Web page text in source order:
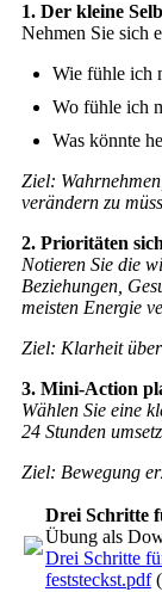
1. Der kleine
Nehmen Sie sich
Wie fühle ich
Wo fühle ich
Was könnte
Ziel:
verändern zu
2. Prioritäten
Notieren Sie die
Beziehungen,
meisten Energie
Ziel: Klarheit über
3. Mini-Action
Wählen Sie eine
24 Stunden
Ziel: Bewegung
Drei Schritte
Übung als
Drei Schritte
feststeckst.pdf